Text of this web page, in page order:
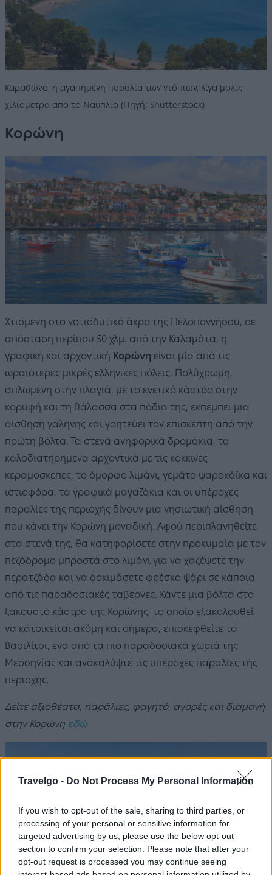
Travelgo - Do Not Process My Personal Information
If you wish to opt-out of the sale, sharing to third parties, or
processing of your personal or sensitive information for
targeted advertising by us, please use the below opt-out
section to confirm your selection. Please note that after your
opt-out request is processed you may continue seeing
Καραθώνα, η αγαπημένη παραλία των ντόπιων, λίγα μόλις
χιλιόμετρα από το Ναύπλιο (Πηγή: Shutterstock)
Κορώνη
Χτισμένη στο νοτιοδυτικό άκρο της Πελοποννήσου, σε
απόσταση περίπου 50 χλμ. από την Καλαμάτα, η
γραφική και αρχοντική Κορώνη είναι μία από τις
ωραιότερες μικρές ελληνικές πόλεις. Πολύχρωμη,
απλωμένη στην πλαγιά, με το ενετικό κάστρο στην
κορυφή και τη θάλασσα στα πόδια της, εκπέμπει μια
αίσθηση γαλήνης και γοητεύει τον επισκέπτη από την
πρώτη βόλτα. Τα στενά ανηφορικά δρομάκια, τα
καλοδιατηρημένα αρχοντικά με τις κόκκινες
κεραμοσκεπές, το όμορφο λιμάνι, γεμάτο ψαροκάϊκα και
ιστιοφόρα, τα γραφικά μαγαζάκια και οι υπέροχες
παραλίες της περιοχής δίνουν μια νησιωτική αίσθηση
που κάνει την Κορώνη μοναδική. Αφού περιπλανηθείτε
στα στενά της, θα κατηφορίσετε στην προκυμαία με τον
πεζόδρομο μπροστά στο λιμάνι για να χαζέψετε την
περατζάδα και να δοκιμάσετε φρέσκο ψάρι σε κάποια
από τις παραδοσιακές ταβέρνες. Κάντε μια βόλτα στο
ξακουστό κάστρο της Κορώνης, το οποίο εξακολουθεί
να κατοικείται ακόμη και σήμερα, επισκεφθείτε το
Βασιλίτσι, ένα από τα πιο παραδοσιακά χωριά της
Μεσσηνίας και ανακαλύψτε τις υπέροχες παραλίες της
περιοχής.
Δείτε αξιοθέατα, παράλιες, φαγητό, αγορές και διαμονή
στην Κορώνη εδώ